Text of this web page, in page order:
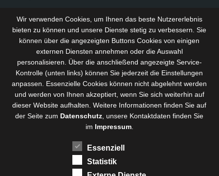
Wir verwenden Cookies, um Ihnen das beste Nutzererlebnis
bieten zu können und unsere Dienste stetig zu verbessern . Sie
können über die angezeigten Buttons Cookies von einigen
externen Diensten annehmen oder die Auswahl
personalisieren. Über die anschließend angezeigte Service-
Kontrolle (unten links) können Sie jederzeit die Einstellungen
anpassen. Essenzielle Cookies können nicht abgelehnt werden
und werden von Ihnen akzeptiert, wenn Sie sich weiterhin auf
dieser Website aufhalten. Weitere Informationen finden Sie auf
der Seite zum Datenschutz , unsere Kontaktdaten finden Sie
im Impressum.
Essenziell
Statistik